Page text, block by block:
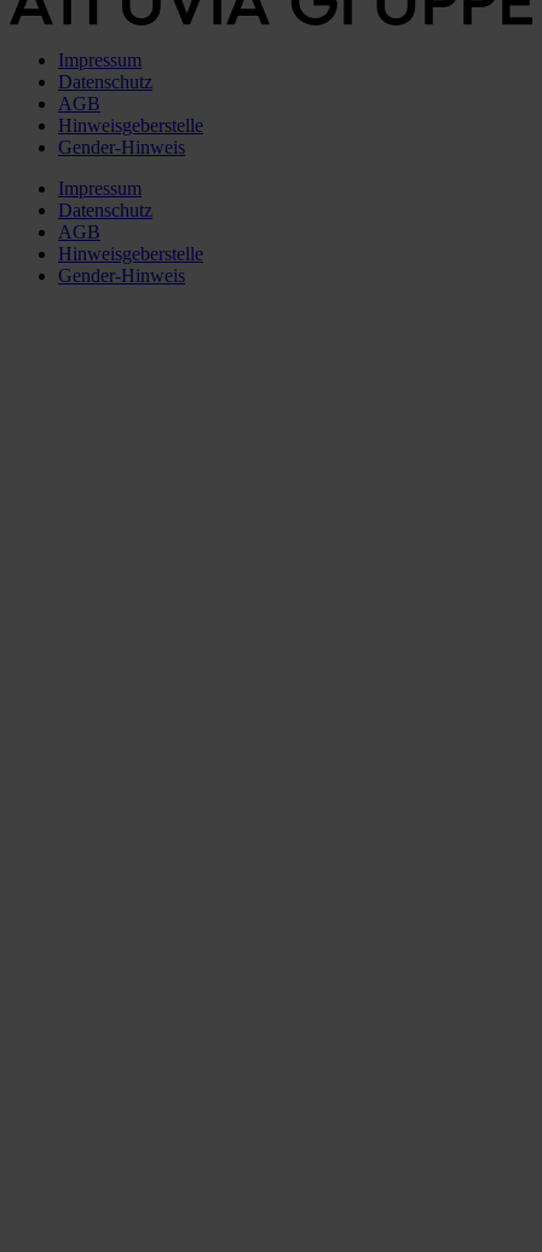
Impressum
Datenschutz
AGB
Hinweisgeberstelle
Gender-Hinweis
Impressum
Datenschutz
AGB
Hinweisgeberstelle
Gender-Hinweis